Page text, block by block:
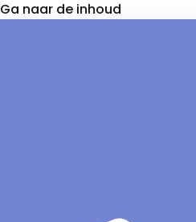
Ga naar de inhoud